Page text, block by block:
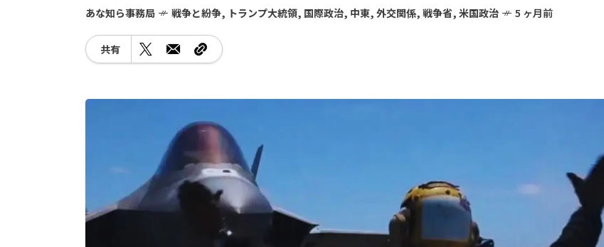
あな知ら事務局 戦争と紛争, トランプ大統領, 国際政治, 中東, 外交関係, 戦争省, 米国政治 5 ヶ月前
共有